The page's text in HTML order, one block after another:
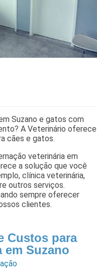
Suzano e gatos com
A Veterinário oferece
cães e gatos.
veterinária em
a solução que você
clínica veterinária,
outros serviços.
sempre oferecer
clientes.
Custos para
em Suzano